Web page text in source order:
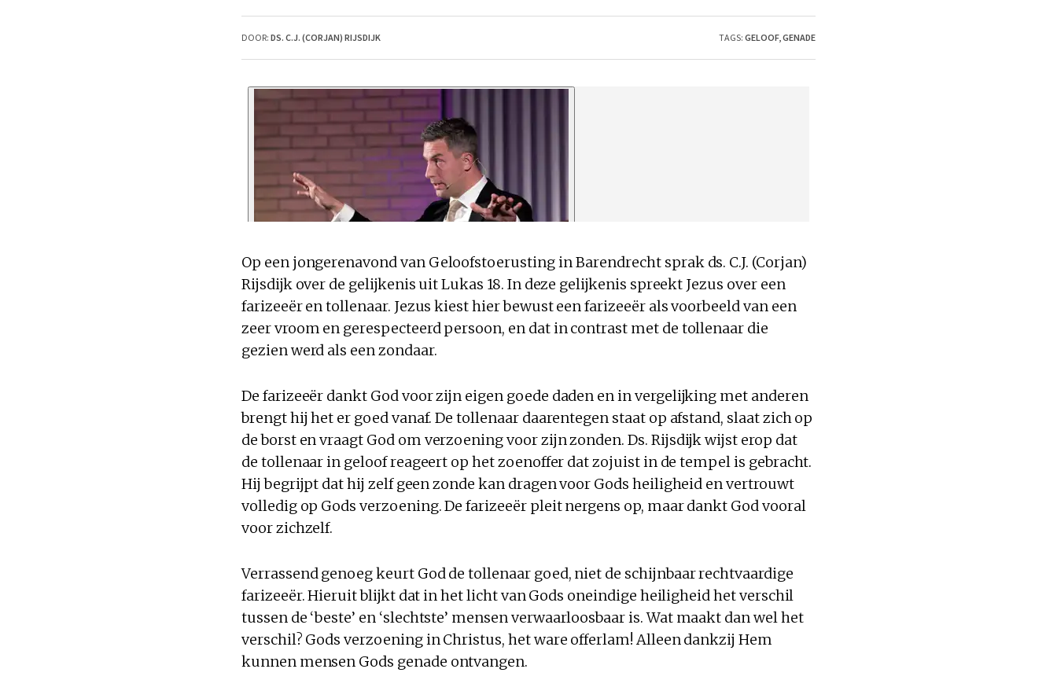
DOOR: DS. C.J. (CORJAN) RIJSDIJK TAGS: GELOOF, GENADE
Op een jongerenavond van Geloofstoerusting in Barendrecht sprak ds. C.J. (Corjan)
Rijsdijk over de gelijkenis uit Lukas 18. In deze gelijkenis spreekt Jezus over een
farizeeër en tollenaar. Jezus kiest hier bewust een farizeeër als voorbeeld van een
zeer vroom en gerespecteerd persoon, en dat in contrast met de tollenaar die
gezien werd als een zondaar.
De farizeeër dankt God voor zijn eigen goede daden en in vergelijking met anderen
brengt hij het er goed vanaf. De tollenaar daarentegen staat op afstand, slaat zich op
de borst en vraagt God om verzoening voor zijn zonden. Ds. Rijsdijk wijst erop dat
de tollenaar in geloof reageert op het zoenoffer dat zojuist in de tempel is gebracht.
Hij begrijpt dat hij zelf geen zonde kan dragen voor Gods heiligheid en vertrouwt
volledig op Gods verzoening. De farizeeër pleit nergens op, maar dankt God vooral
voor zichzelf.
Verrassend genoeg keurt God de tollenaar goed, niet de schijnbaar rechtvaardige
farizeeër. Hieruit blijkt dat in het licht van Gods oneindige heiligheid het verschil
tussen de ‘beste’ en ‘slechtste’ mensen verwaarloosbaar is. Wat maakt dan wel het
verschil? Gods verzoening in Christus, het ware offerlam! Alleen dankzij Hem
kunnen mensen Gods genade ontvangen.